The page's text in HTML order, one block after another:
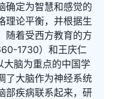
确定为智慧和感觉的
理论平衡，并根据生
随着受西方教育的方
1730）和王庆仁
大脑为重点的中国学
了大脑作为神经系统
部疾病联系起来，研